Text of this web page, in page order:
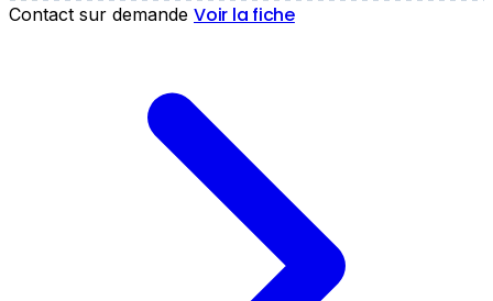
Contact sur demande Voir la fiche